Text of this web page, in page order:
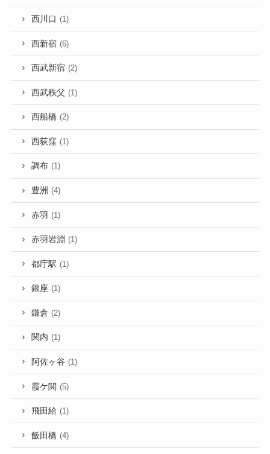
西川口 (1)
西新宿 (6)
西武新宿 (2)
西武秩父 (1)
西船橋 (2)
西荻窪 (1)
調布 (1)
豊洲 (4)
赤羽 (1)
赤羽岩淵 (1)
都庁駅 (1)
銀座 (1)
鎌倉 (2)
関内 (1)
阿佐ヶ谷 (1)
霞ケ関 (5)
飛田給 (1)
飯田橋 (4)